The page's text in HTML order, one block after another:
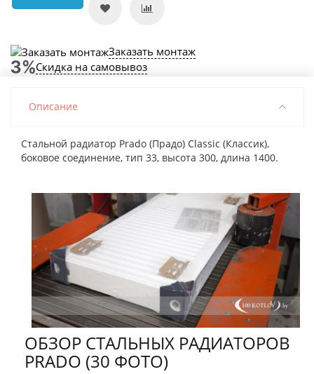
Заказать монтаж
Скидка на самовывоз
Описание
Стальной радиатор Prado (Прадо) Classic (Классик),
боковое соединение, тип 33, высота 300, длина 1400.
ОБЗОР СТАЛЬНЫХ РАДИАТОРОВ
PRADO (30 ФОТО)